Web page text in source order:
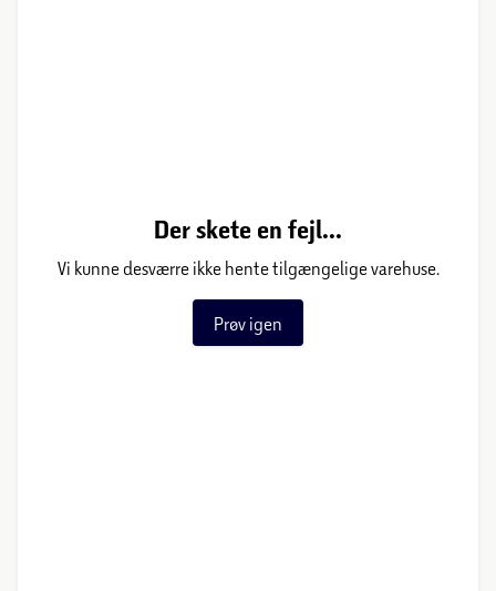
Der skete en fejl...
Vi kunne desværre ikke hente tilgængelige varehuse.
Prøv igen